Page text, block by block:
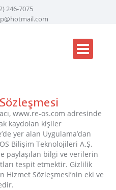
246-7075
www.re-os.com adresinde
kaydolan kişiler
yer alan Uygulama’dan
Bilişim Teknolojileri A.Ş.
paylaşılan bilgi ve verilerin
tespit etmektir. Gizlilik
Hizmet Sözleşmesi’nin eki ve